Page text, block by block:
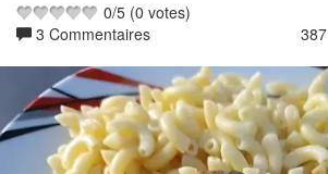
0/5 (0 votes)
3 Commentaires
387